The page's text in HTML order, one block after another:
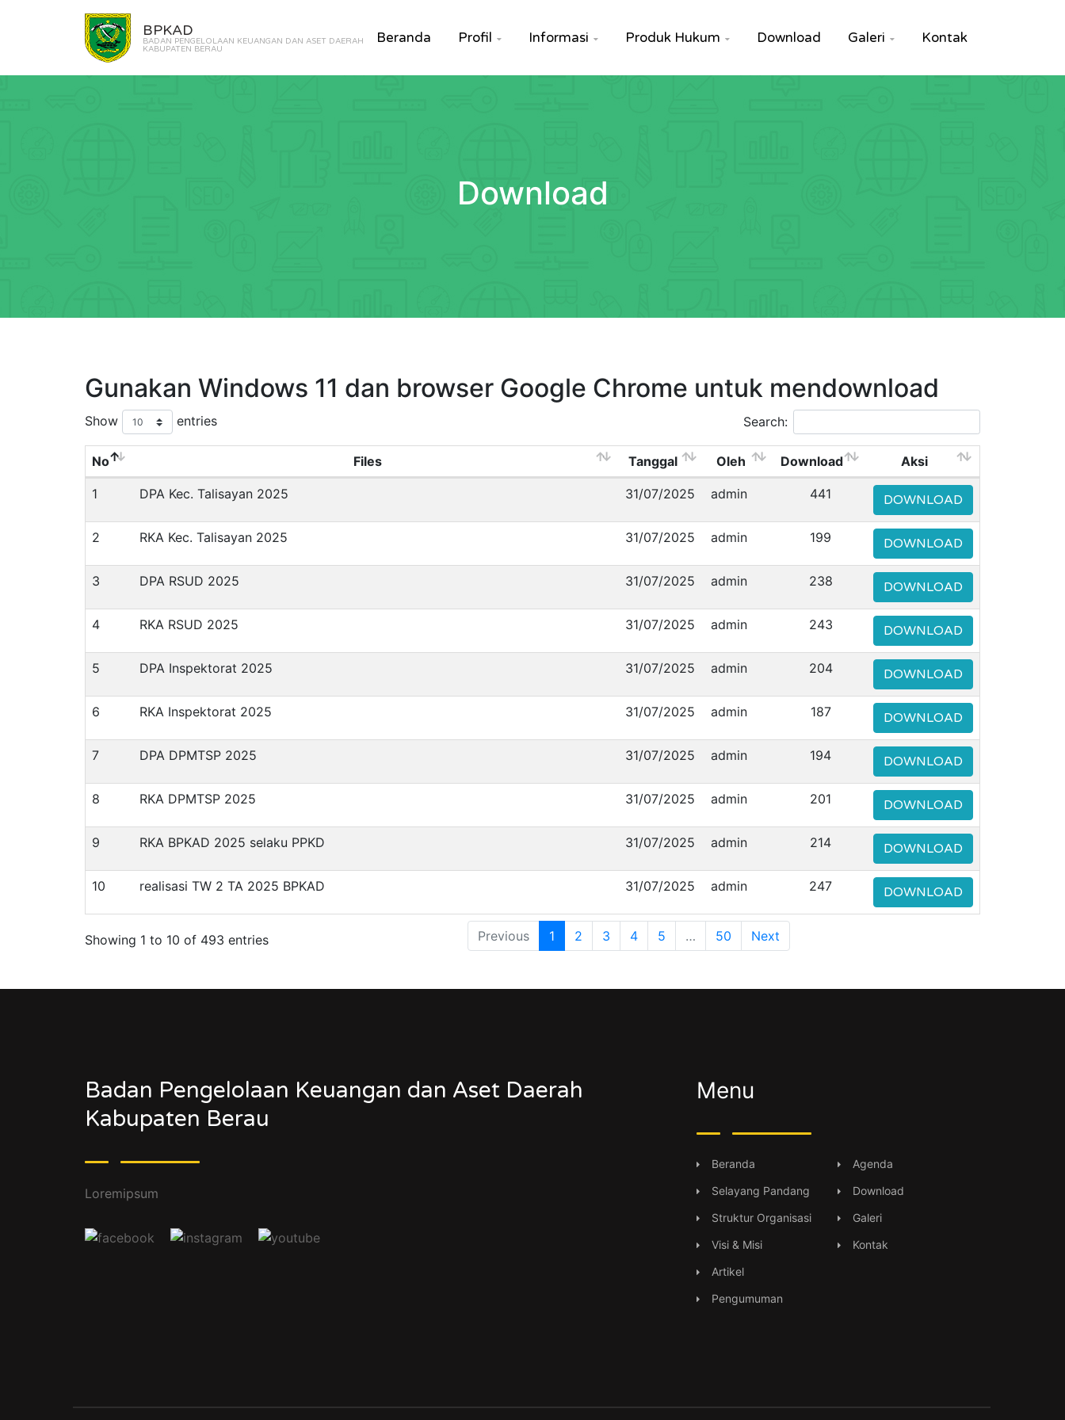
BPKAD
BADAN PENGELOLAAN KEUANGAN DAN ASET DAERAH
KABUPATEN BERAU
Beranda Profil  Informasi  Produk Hukum  Download Galeri  Kontak
Download
Gunakan Windows 11 dan browser Google Chrome untuk mendownload
Show entries Search:
No Files Tanggal Oleh Download Aksi
1 DPA Kec. Talisayan 2025 31/07/2025 admin 441 DOWNLOAD
2 RKA Kec. Talisayan 2025 31/07/2025 admin 199 DOWNLOAD
3 DPA RSUD 2025 31/07/2025 admin 238 DOWNLOAD
4 RKA RSUD 2025 31/07/2025 admin 243 DOWNLOAD
5 DPA Inspektorat 2025 31/07/2025 admin 204 DOWNLOAD
6 RKA Inspektorat 2025 31/07/2025 admin 187 DOWNLOAD
7 DPA DPMTSP 2025 31/07/2025 admin 194 DOWNLOAD
8 RKA DPMTSP 2025 31/07/2025 admin 201 DOWNLOAD
9 RKA BPKAD 2025 selaku PPKD 31/07/2025 admin 214 DOWNLOAD
10 realisasi TW 2 TA 2025 BPKAD 31/07/2025 admin 247 DOWNLOAD
Showing 1 to 10 of 493 entries Previous 1 2 3 4 5 … 50 Next
Badan Pengelolaan Keuangan dan Aset Daerah
Kabupaten Berau
Loremipsum
Menu
Beranda
Selayang Pandang
Struktur Organisasi
Visi & Misi
Artikel
Pengumuman
Agenda
Download
Galeri
Kontak